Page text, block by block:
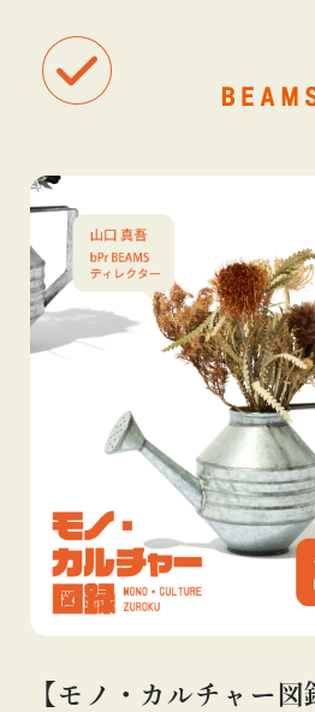
聴
タグ一覧
#BEAMS CULTUART
#BEAMS T
#bPrビームス
#B
#TOKYO CULTUART by BEAMS
#アートが生まれるところ
#
#アニメ
#エンタメ #ギャ
#ビームス カルチャー ト 高輪
#ファッション
#フェニカ
#ライブ
#レコード #写真
【モノ・カルチャー図